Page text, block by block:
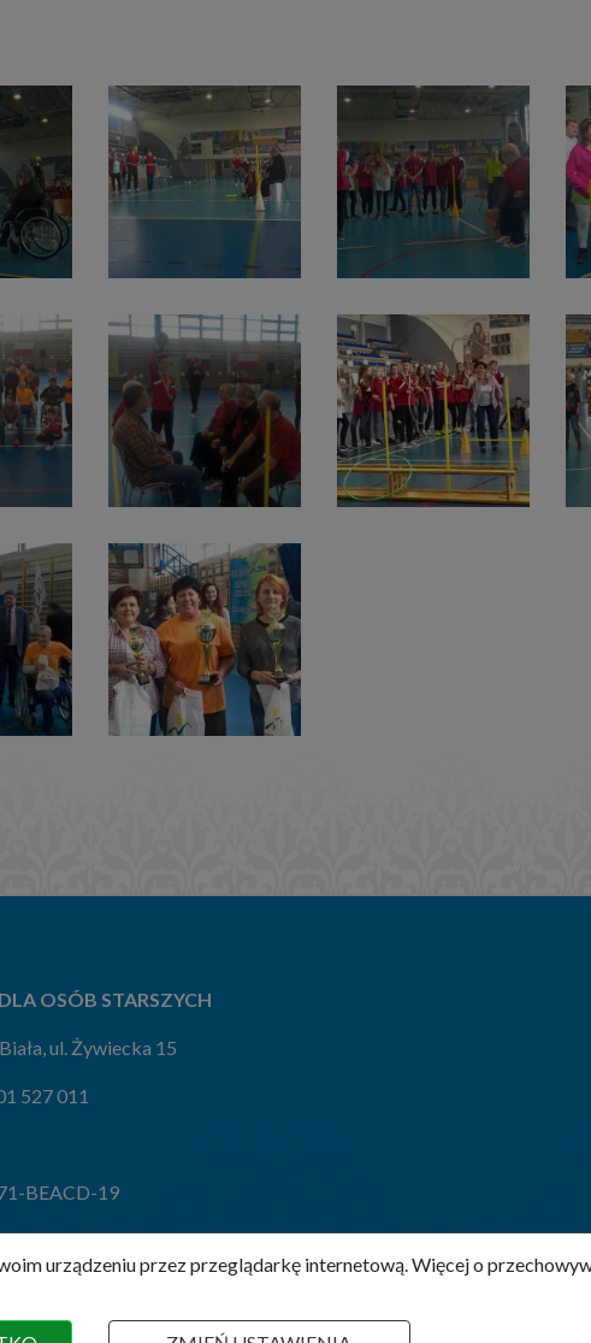
urządzeniu przez przeglądarkę internetową. Więcej o
OSÓB STARSZYCH
ul. Żywiecka 15
527 011
BEACD-19